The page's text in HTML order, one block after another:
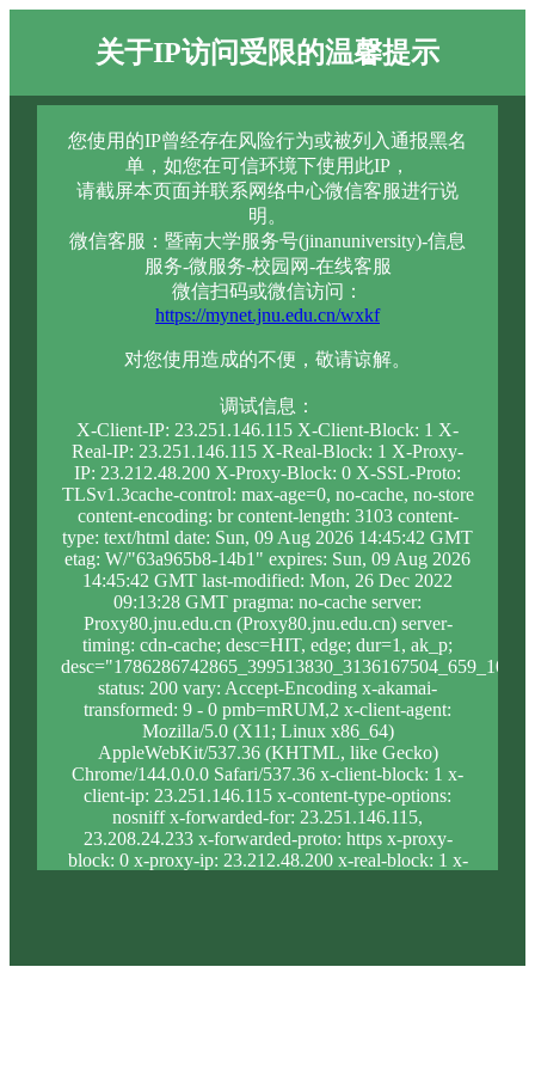
关于IP访问受限的温馨提示
您使用的IP曾经存在风险行为或被列入通报黑名
单，如您在可信环境下使用此IP，
请截屏本页面并联系网络中心微信客服进行说
明。
微信客服：暨南大学服务号(jinanuniversity)-信息
服务-微服务-校园网-在线客服
微信扫码或微信访问：
https://mynet.jnu.edu.cn/wxkf
对您使用造成的不便，敬请谅解。
调试信息：
X-Client-IP: 23.251.146.115 X-Client-Block: 1 X-
Real-IP: 23.251.146.115 X-Real-Block: 1 X-Proxy-
IP: 23.212.48.200 X-Proxy-Block: 0 X-SSL-Proto:
TLSv1.3cache-control: max-age=0, no-cache, no-store
content-encoding: br content-length: 3103 content-
type: text/html date: Sun, 09 Aug 2026 14:45:42 GMT
etag: W/"63a965b8-14b1" expires: Sun, 09 Aug 2026
14:45:42 GMT last-modified: Mon, 26 Dec 2022
09:13:28 GMT pragma: no-cache server:
Proxy80.jnu.edu.cn (Proxy80.jnu.edu.cn) server-
timing: cdn-cache; desc=HIT, edge; dur=1, ak_p;
status: 200 vary: Accept-Encoding x-akamai-
transformed: 9 - 0 pmb=mRUM,2 x-client-agent:
Mozilla/5.0 (X11; Linux x86_64)
AppleWebKit/537.36 (KHTML, like Gecko)
Chrome/144.0.0.0 Safari/537.36 x-client-block: 1 x-
client-ip: 23.251.146.115 x-content-type-options:
nosniff x-forwarded-for: 23.251.146.115,
23.208.24.233 x-forwarded-proto: https x-proxy-
block: 0 x-proxy-ip: 23.212.48.200 x-real-block: 1 x-